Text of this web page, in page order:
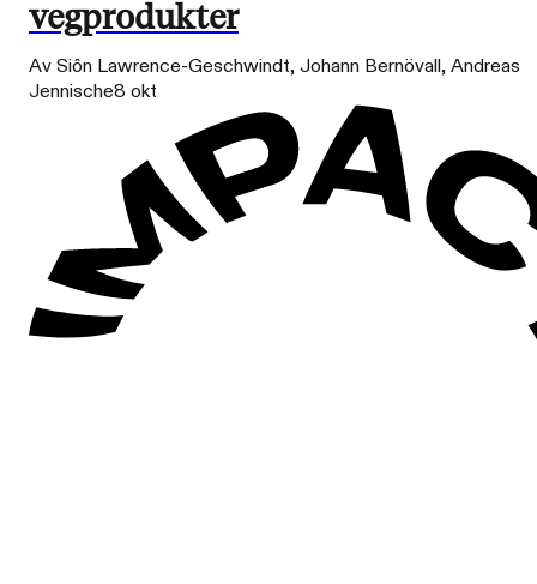
vegprodukter
Av Siôn Lawrence-Geschwindt, Johann Bernövall, Andreas
Jennische8 okt